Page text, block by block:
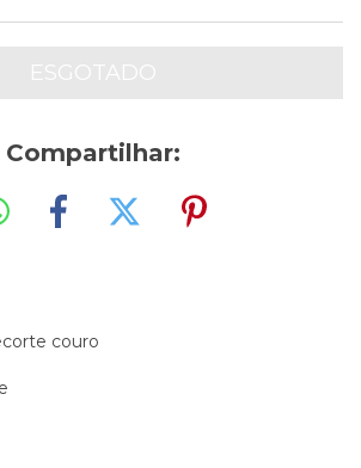
Compartilhar:
couro